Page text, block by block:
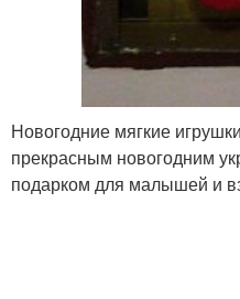
Новогодние мягкие
прекрасным новогодним
подарком для малышей и